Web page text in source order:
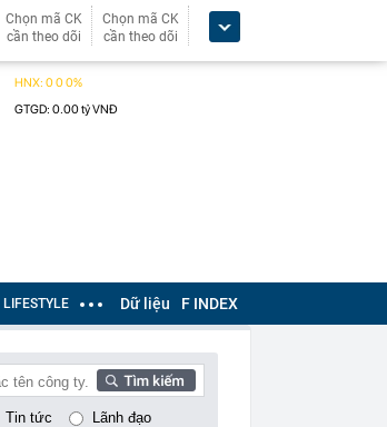
Chọn mã CK
cần theo dõi
Chọn mã CK
cần theo dõi
LIFESTYLE Dữ liệu F INDEX
Tin tức Lãnh đạo